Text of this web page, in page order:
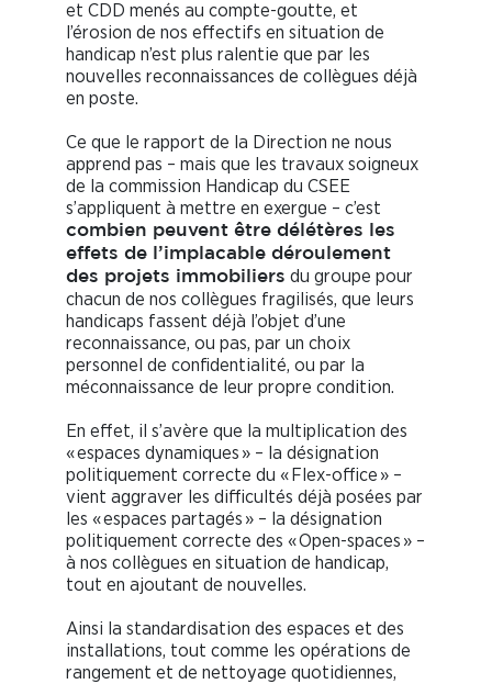
et CDD menés au compte-goutte, et
l’érosion de nos effectifs en situation de
handicap n’est plus ralentie que par les
nouvelles reconnaissances de collègues déjà
en poste.
Ce que le rapport de la Direction ne nous
apprend pas – mais que les travaux soigneux
de la commission Handicap du CSEE
s’appliquent à mettre en exergue – c’est
combien peuvent être délétères les
effets de l’implacable déroulement
des projets immobiliers du groupe pour
chacun de nos collègues fragilisés, que leurs
handicaps fassent déjà l’objet d’une
reconnaissance, ou pas, par un choix
personnel de confidentialité, ou par la
méconnaissance de leur propre condition.
En effet, il s’avère que la multiplication des
« espaces dynamiques » – la désignation
politiquement correcte du « Flex-office » –
vient aggraver les difficultés déjà posées par
les « espaces partagés » – la désignation
politiquement correcte des « Open-spaces » –
à nos collègues en situation de handicap,
tout en ajoutant de nouvelles.
Ainsi la standardisation des espaces et des
installations, tout comme les opérations de
rangement et de nettoyage quotidiennes,